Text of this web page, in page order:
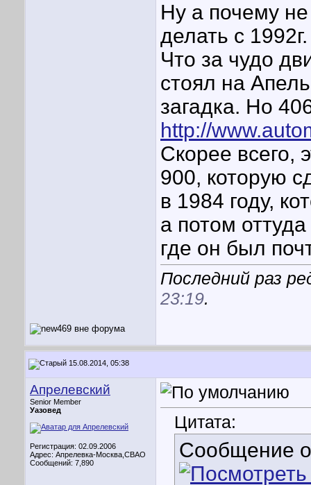
Ну а почему не
делать с 1992г.
Что за чудо
стоял на
загадка. Но
http://
Скорее всего,
900, которую
в 1984 году,
а потом
где он был
Последний раз
23:19.
15.08.2014, 05:38
Апрелевский
Senior Member
Уазовед
Регистрация: 02.09.2006
Адрес: Апрелевка-Москва,СВАО
Сообщений: 7,890
Цитата:
Сообщение